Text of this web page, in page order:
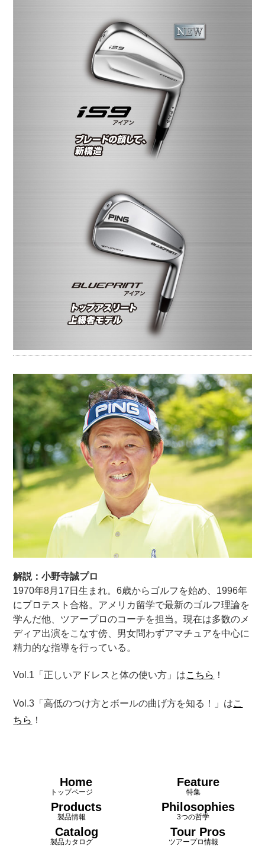
解説：小野寺誠プロ
1970年8月17日生まれ。6歳からゴルフを始め、1996年
にプロテスト合格。アメリカ留学で最新のゴルフ理論を
学んだ他、ツアープロのコーチを担当。現在は多数のメ
ディア出演をこなす傍、男女問わずアマチュアを中心に
精力的な指導を行っている。
Vol.1 「正しいアドレスと体の使い方」はこちら ！
Vol.3 「高低のつけ方とボールの曲げ方を知る！」はこ
ちら ！